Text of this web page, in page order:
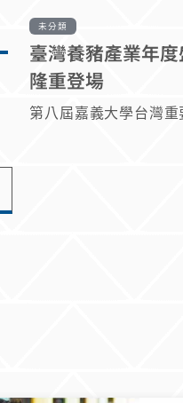
未分類
臺灣養豬產業年
隆重登場
第八屆嘉義大學台灣